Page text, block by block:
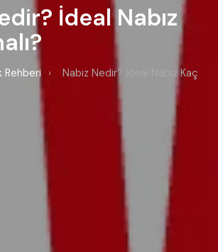
İdeal Nabız
Rehberi ›
Nabız Nedir? İdeal Nabız Kaç